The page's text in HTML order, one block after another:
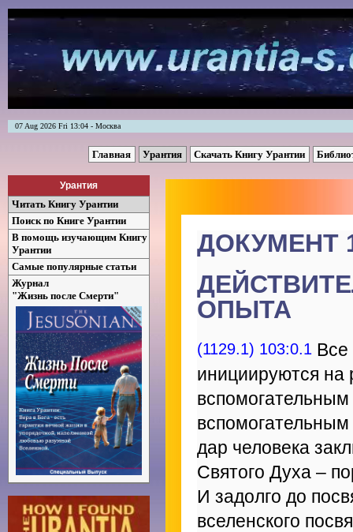
07 Aug 2026 Fri 13:04 - Москва
Главная Урантия Скачать Книгу Урантии
Урантия
Читать Книгу Урантии
Поиск по Книге Урантии
В помощь изучающим Книгу
Урантии
Самые популярные статьи
Журнал
"Жизнь после Смерти"
ДОКУМЕНТ
ОПЫТА
(1129.1) 103:0.1 Все
инициируются на
дар человека
Святого Духа –
И задолго до
вселенского